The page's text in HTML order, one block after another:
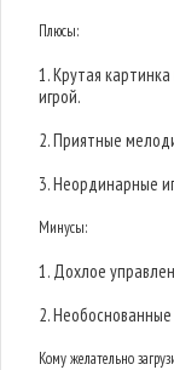
Плюсы:
1. Крутая
игрой.
2. Приятные
3. Неординарные
Минусы:
1. Дохлое
2.
Кому желательно